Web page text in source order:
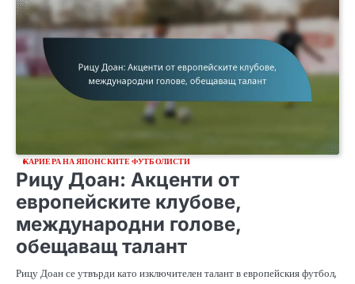
КАРИЕРА НА ЯПОНСКИТЕ ФУТБОЛИСТИ
Рицу Доан: Акценти от
европейските клубове,
международни голове,
обещаващ талант
Рицу Доан се утвърди като изключителен талант в европейския футбол,